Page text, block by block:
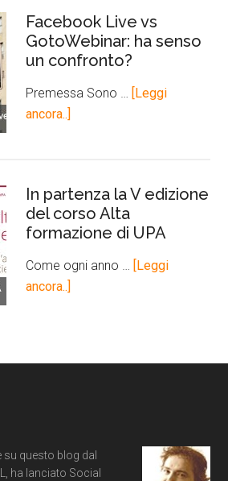
Facebook Live vs
GotoWebinar: ha senso
un confronto?
Premessa Sono …
[Leggi
ancora..]
In partenza la V edizione
del corso Alta
formazione di UPA
Come ogni anno …
[Leggi
ancora..]
su questo blog dal
ha lanciato Social